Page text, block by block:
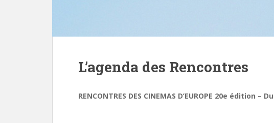
L’agenda des Rencontres
RENCONTRES DES CINEMAS D’EUROPE 20e édition –